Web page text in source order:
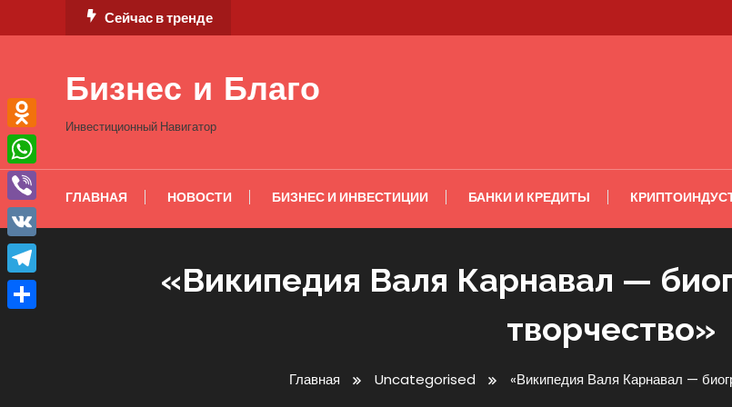
к
Сейчас в тренде
Бизнес и Благо
Инвестиционный Навигатор
ГЛАВНАЯ НОВОСТИ БИЗНЕС И ИНВЕСТИЦИИ БАНКИ И КРЕДИТЫ
«Википедия Валя Карнавал —
творчество»
Главная Uncategorised «Википедия Валя Карнавал —
Odnoklassniki
WhatsApp
Viber
VK
Telegram